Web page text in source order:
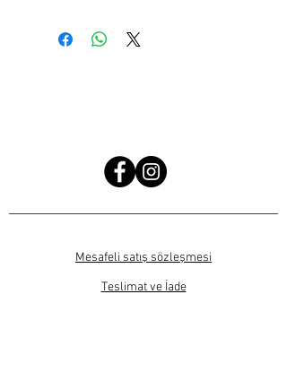
Mesafeli satış sözleşmesi
Teslimat ve İade